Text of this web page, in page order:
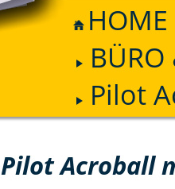
HOME
BÜRO
Pilot
Pilot Acroball